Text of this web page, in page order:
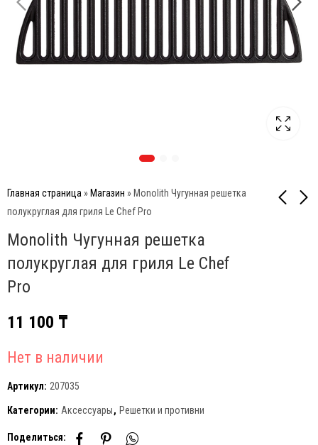
Главная страница » Магазин » Monolith Чугунная решетка
полукруглая для гриля Le Chef Pro
Monolith Чугунная решетка
полукруглая для гриля Le Chef
Pro
Weber Решетка
чугунная для SmokeFire
решетка для гриля Le
11 100 ₸
Нет в наличии
Артикул: 207035
Категории: Аксессуары, Решетки и противни
Поделиться: